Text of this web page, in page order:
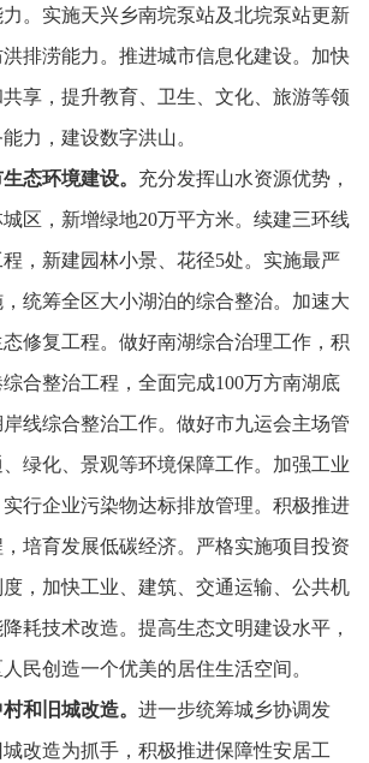
。 实施天兴乡南垸泵站及北垸泵站更新
排涝能力。 推进城市信息化建设。 加快
享， 提升教育、 卫生、 文化、 旅游等领
力， 建设数字洪山。
态环境建设。 充分发挥山水资源优势，
区， 新增绿地20万平方米。 续建三环线
， 新建园林小景、 花径5处。 实施最严
统筹全区大小湖泊的综合整治。 加速大
修复工程。 做好南湖综合治理工作， 积
合整治工程， 全面完成100万方南湖底
线综合整治工作。 做好市九运会主场管
绿化、 景观等环境保障工作。 加强工业
实行企业污染物达标排放管理。 积极推进
培育发展低碳经济。 严格实施项目投资
， 加快工业、 建筑、 交通运输、 公共机
耗技术改造。 提高生态文明建设水平，
民创造一个优美的居住生活空间。
和旧城改造。 进一步统筹城乡协调发
改造为抓手， 积极推进保障性安居工